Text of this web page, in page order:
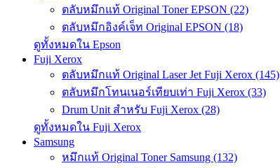
ตลับหมึกแท้ Original Toner EPSON (22)
ตลับหมึกอิงค์เจ็ท Original EPSON (18)
ดูทั้งหมดใน Epson
Fuji Xerox
ตลับหมึกแท้ Original Laser Jet Fuji Xerox (145)
ตลับหมึกโทนเนอร์เทียบเท่า Fuji Xerox (33)
Drum Unit สำหรับ Fuji Xerox (28)
ดูทั้งหมดใน Fuji Xerox
Samsung
หมึกแท้ Original Toner Samsung (132)